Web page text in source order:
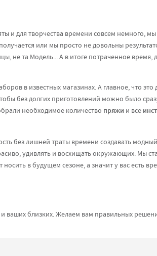
для творчества времени совсем немного, мы
или мы просто не довольны
не та Модель... А в итоге потраченное время,
в известных магазинах. А главное, что это
без долгих приготовлений можно было
необходимое количество пряжи и все
без лишней траты времени создавать
удивлять и восхищать окружающих. Мы
в будущем сезоне, а значит у вас есть
ваших близких. Желаем вам правильных